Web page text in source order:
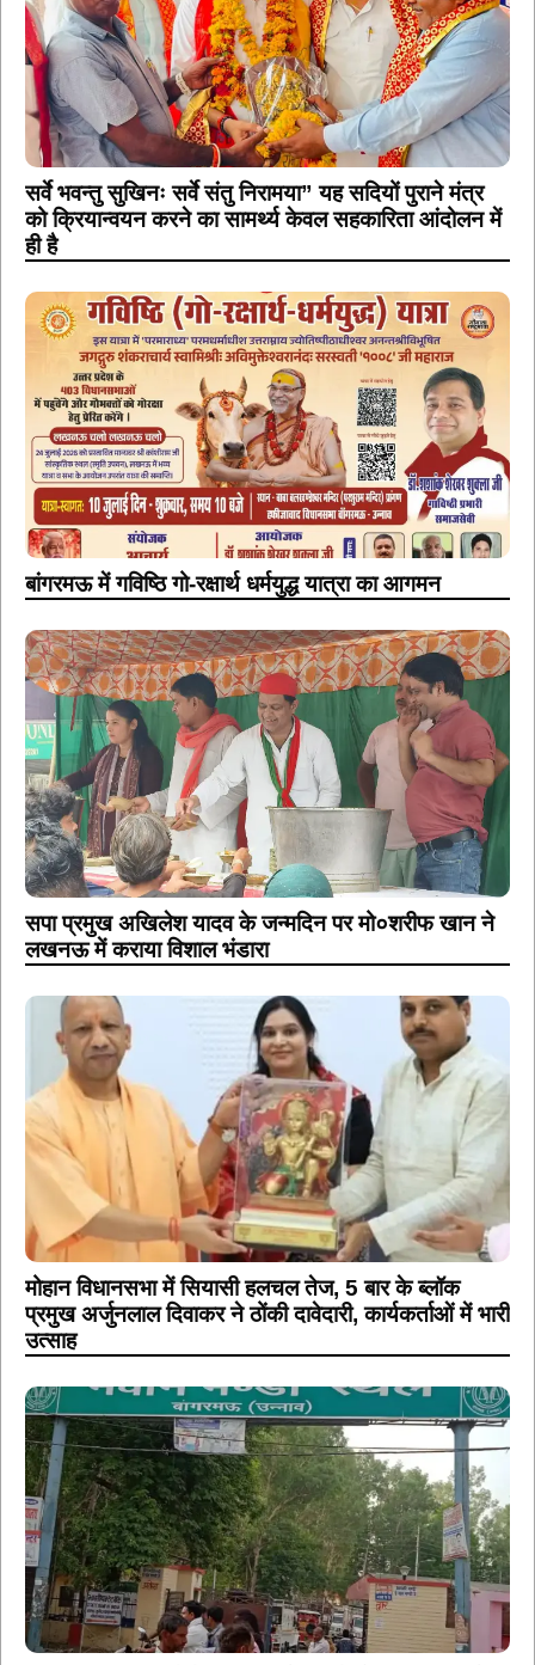
सर्वे भवन्तु सुखिनः सर्वे संतु निरामया” यह सदियों पुराने मंत्र
को क्रियान्वयन करने का सामर्थ्य केवल सहकारिता आंदोलन में
ही है
बांगरमऊ में गविष्ठि गो-रक्षार्थ धर्मयुद्ध यात्रा का आगमन
सपा प्रमुख अखिलेश यादव के जन्मदिन पर मो०शरीफ खान ने
लखनऊ में कराया विशाल भंडारा
मोहान विधानसभा में सियासी हलचल तेज, 5 बार के ब्लॉक
प्रमुख अर्जुनलाल दिवाकर ने ठोंकी दावेदारी, कार्यकर्ताओं में भारी
उत्साह